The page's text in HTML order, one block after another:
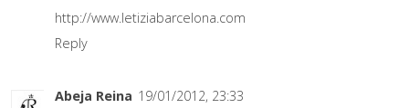
http://www.letiziabarcelona.com
Reply
Abeja Reina 19/01/2012, 23:33